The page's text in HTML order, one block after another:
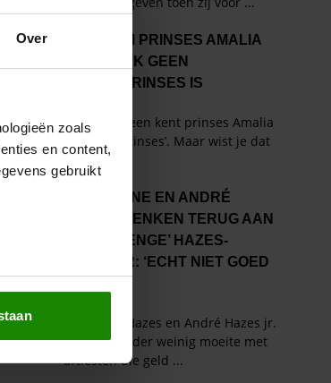
Over
zoals
en content,
gebruikt
en om ons